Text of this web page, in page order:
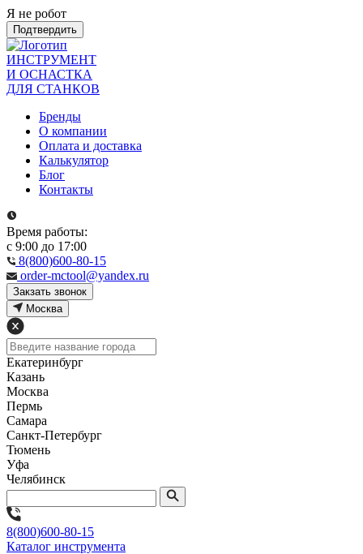
Я не робот
Подтвердить
ИНСТРУМЕНТ
И ОСНАСТКА
ДЛЯ СТАНКОВ
Бренды
О компании
Оплата и доставка
Калькулятор
Блог
Контакты
Время работы:
с 9:00 до 17:00
8(800)600-80-15
order-mctool@yandex.ru
Закзать звонок
Москва
Екатеринбург
Казань
Москва
Пермь
Самара
Санкт-Петербург
Тюмень
Уфа
Челябинск
8(800)600-80-15
Каталог инструмента